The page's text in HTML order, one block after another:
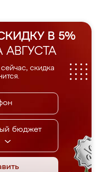
В 5%
скидка
бюджет